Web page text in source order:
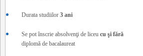
Durata studiilor 3 ani
Se pot înscrie absolvenţi de liceu cu şi fără
diplomă de bacalaureat